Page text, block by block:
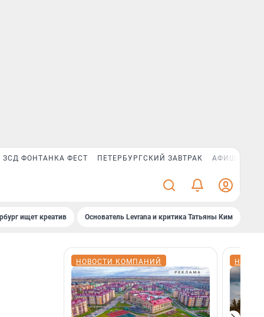
ЗСД ФОНТАНКА ФЕСТ ПЕТЕРБУРГСКИЙ ЗАВТРАК АФИША PLUS
ищет креатив Основатель Levrana и критика Татьяны Ким
НОВОСТИ КОМПАНИЙ